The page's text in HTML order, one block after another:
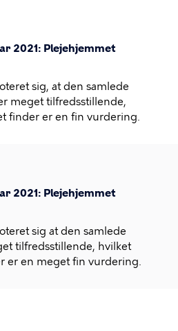
2021: Plejehjemmet
sig, at den samlede
meget tilfredsstillende,
finder er en fin vurdering.
2021: Plejehjemmet
sig at den samlede
tilfredsstillende, hvilket
er en meget fin vurdering.